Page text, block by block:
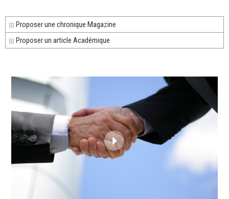
Proposer une chronique Magazine
Proposer un article Académique